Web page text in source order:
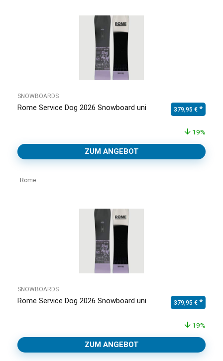
SNOWBOARDS
Rome Service Dog 2026 Snowboard uni Ursprünglicher
379,95 €
19%
ZUM ANGEBOT
Rome
SNOWBOARDS
Rome Service Dog 2026 Snowboard uni Ursprünglicher
379,95 €
19%
ZUM ANGEBOT